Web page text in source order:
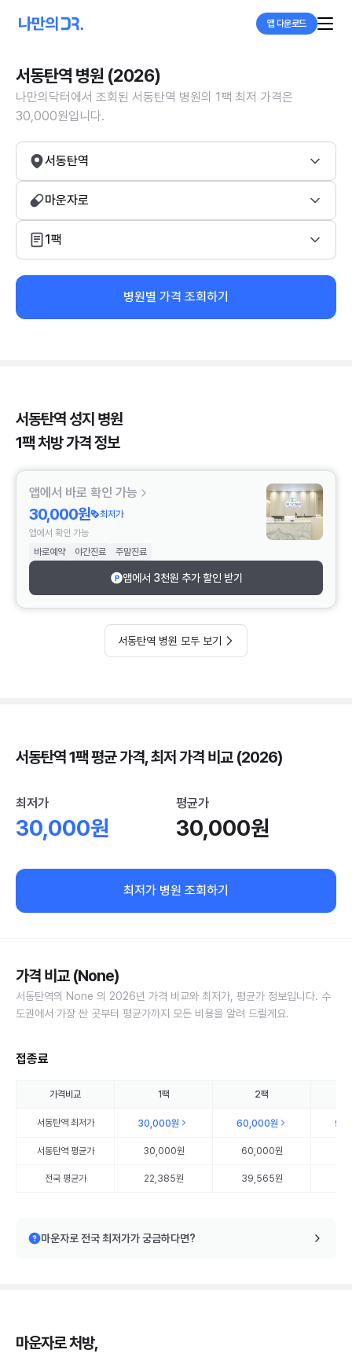
앱 다운로드
서동탄역 병원 (2026)
나만의닥터에서 조회된 서동탄역 병원의 1팩 최저 가격은
30,000원입니다.
서동탄역
마운자로
1팩
병원별 가격 조회하기
서동탄역 성지 병원
1팩 처방 가격 정보
앱에서 바로 확인 가능
30,000원
최저가
앱에서 확인 가능
바로예약
야간진료 주말진료
앱에서 3천원 추가 할인 받기
서동탄역 병원 모두 보기
서동탄역 1팩 평균 가격, 최저 가격 비교 (2026)
최저가
30,000원
평균가
30,000원
최저가 병원 조회하기
가격 비교 (None)
서동탄역의 None 의 2026년 가격 비교와 최저가, 평균가 정보입니다. 수
도권에서 가장 싼 곳부터 평균가까지 모든 비용을 알려 드릴게요.
접종료
가격비교 1팩 2팩
서동탄역최저가 30,000원 60,000원
서동탄역평균가 30,000원 60,000원
전국 평균가 22,385원 39,565원
마운자로 전국 최저가가 궁금하다면?
마운자로 처방,